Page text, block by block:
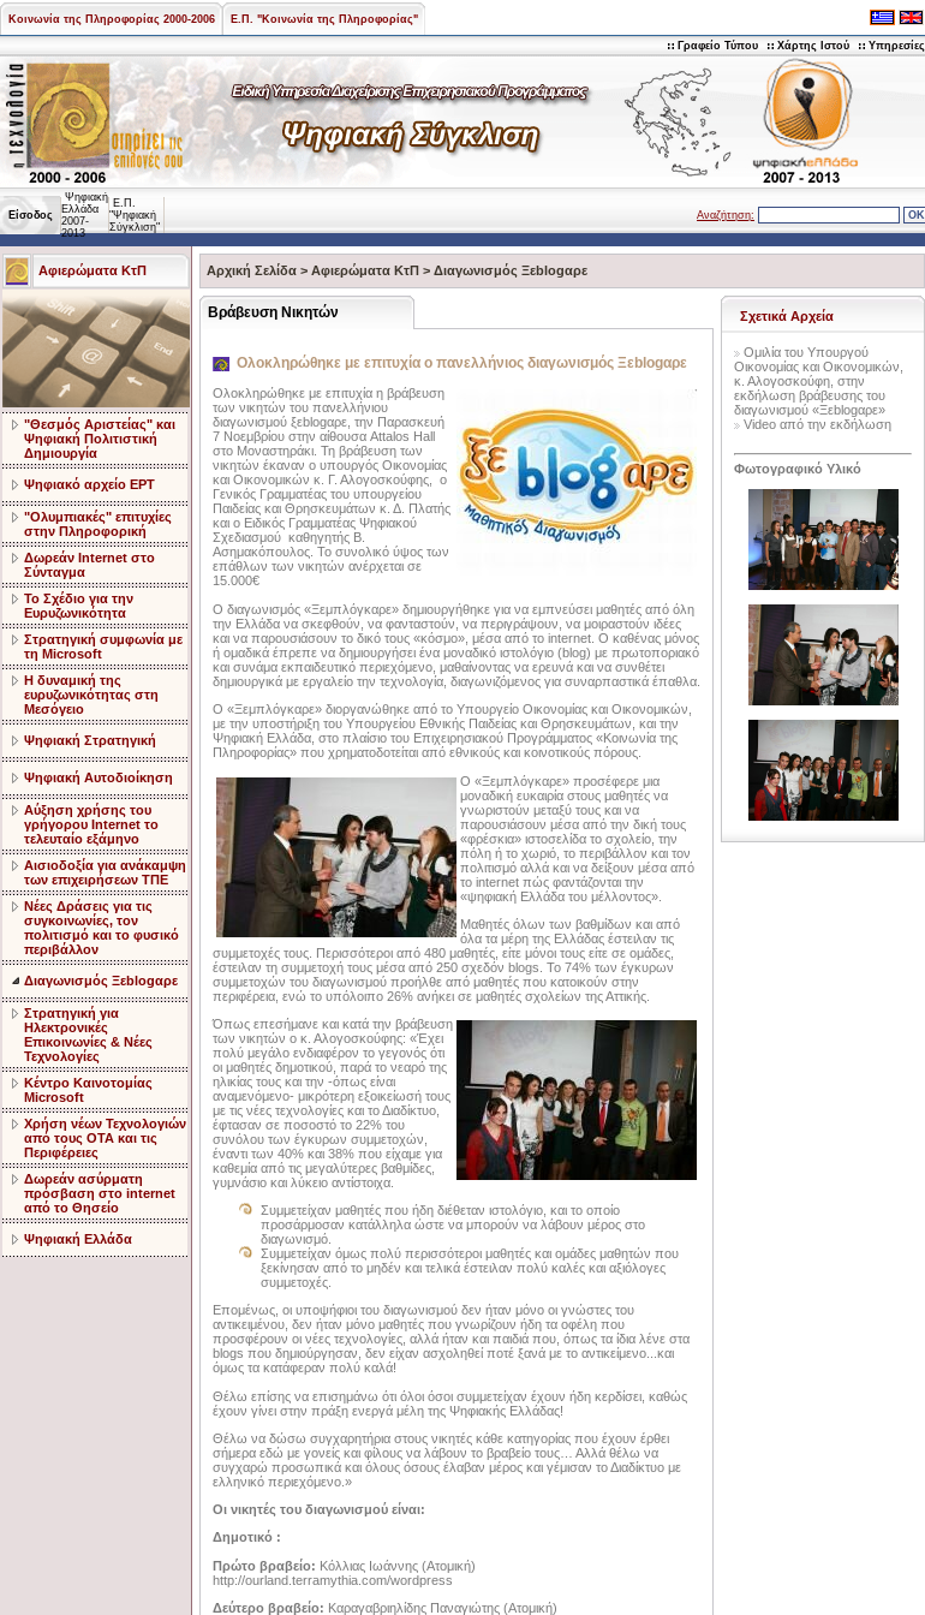
Κοινωνία της Πληροφορίας 2000-2006 Ε.Π. "Κοινωνία της Πληροφορίας"
Γραφείο Τύπου Χάρτης Ιστού Υπηρεσίες
Είσοδος
Ψηφιακή
Ελλάδα
2007-
2013
Ε.Π.
"Ψηφιακή
Σύγκλιση"
Αναζήτηση:
Αφιερώματα ΚτΠ
"Θεσμός Αριστείας" και
Ψηφιακή Πολιτιστική
Δημιουργία
Ψηφιακό αρχείο ΕΡΤ
"Ολυμπιακές" επιτυχίες
στην Πληροφορική
Δωρεάν Internet στο
Σύνταγμα
Το Σχέδιο για την
Ευρυζωνικότητα
Στρατηγική συμφωνία με
τη Microsoft
Η δυναμική της
ευρυζωνικότητας στη
Μεσόγειο
Ψηφιακή Στρατηγική
Ψηφιακή Αυτοδιοίκηση
Αύξηση χρήσης του
γρήγορου Internet το
τελευταίο εξάμηνο
Αισιοδοξία για ανάκαμψη
των επιχειρήσεων ΤΠΕ
Nέες Δράσεις για τις
συγκοινωνίες, τον
πολιτισμό και το φυσικό
περιβάλλον
Διαγωνισμός Ξεblogαρε
Στρατηγική για
Ηλεκτρονικές
Επικοινωνίες & Νέες
Τεχνολογίες
Κέντρο Καινοτομίας
Microsoft
Χρήση νέων Τεχνολογιών
από τους ΟΤΑ και τις
Περιφέρειες
Δωρεάν ασύρματη
πρόσβαση στο internet
από το Θησείο
Ψηφιακή Ελλάδα
Αρχική Σελίδα > Αφιερώματα ΚτΠ > Διαγωνισμός Ξεblogαρε
Βράβευση Νικητών
Ολοκληρώθηκε με επιτυχία ο πανελλήνιος διαγωνισμός Ξεblogαρε
Ολοκληρώθηκε με επιτυχία η βράβευση
των νικητών του πανελλήνιου
διαγωνισμού ξεblogαρε, την Παρασκευή
7 Νοεμβρίου στην αίθουσα Attalos Hall
στο Μοναστηράκι. Τη βράβευση των
νικητών έκαναν ο υπουργός Οικονομίας
και Οικονομικών κ. Γ. Αλογοσκούφης, ο
Γενικός Γραμματέας του υπουργείου
Παιδείας και Θρησκευμάτων κ. Δ. Πλατής
και ο Ειδικός Γραμματέας Ψηφιακού
Σχεδιασμού καθηγητής Β.
Ασημακόπουλος. Το συνολικό ύψος των
επάθλων των νικητών ανέρχεται σε
15.000€
Ο διαγωνισμός «Ξεμπλόγκαρε» δημιουργήθηκε για να εμπνεύσει μαθητές από όλη
την Ελλάδα να σκεφθούν, να φανταστούν, να περιγράψουν, να μοιραστούν ιδέες
και να παρουσιάσουν το δικό τους «κόσμο», μέσα από το internet. Ο καθένας μόνος
ή ομαδικά έπρεπε να δημιουργήσει ένα μοναδικό ιστολόγιο (blog) με πρωτοποριακό
και συνάμα εκπαιδευτικό περιεχόμενο, μαθαίνοντας να ερευνά και να συνθέτει
δημιουργικά με εργαλείο την τεχνολογία, διαγωνιζόμενος για συναρπαστικά έπαθλα.
Ο «Ξεμπλόγκαρε» διοργανώθηκε από το Υπουργείο Οικονομίας και Οικονομικών,
με την υποστήριξη του Υπουργείου Εθνικής Παιδείας και Θρησκευμάτων, και την
Ψηφιακή Ελλάδα, στο πλαίσιο του Επιχειρησιακού Προγράμματος «Κοινωνία της
Πληροφορίας» που χρηματοδοτείται από εθνικούς και κοινοτικούς πόρους.
Ο «Ξεμπλόγκαρε» προσέφερε μια
μοναδική ευκαιρία στους μαθητές να
γνωριστούν μεταξύ τους και να
παρουσιάσουν μέσα από την δική τους
«φρέσκια» ιστοσελίδα το σχολείο, την
πόλη ή το χωριό, το περιβάλλον και τον
πολιτισμό αλλά και να δείξουν μέσα από
το internet πώς φαντάζονται την
«ψηφιακή Ελλάδα του μέλλοντος».
Μαθητές όλων των βαθμίδων και από
όλα τα μέρη της Ελλάδας έστειλαν τις
συμμετοχές τους. Περισσότεροι από 480 μαθητές, είτε μόνοι τους είτε σε ομάδες,
έστειλαν τη συμμετοχή τους μέσα από 250 σχεδόν blogs. Το 74% των έγκυρων
συμμετοχών του διαγωνισμού προήλθε από μαθητές που κατοικούν στην
περιφέρεια, ενώ το υπόλοιπο 26% ανήκει σε μαθητές σχολείων της Αττικής.
Όπως επεσήμανε και κατά την βράβευση
των νικητών ο κ. Αλογοσκούφης: «Έχει
πολύ μεγάλο ενδιαφέρον το γεγονός ότι
οι μαθητές δημοτικού, παρά το νεαρό της
ηλικίας τους και την -όπως είναι
αναμενόμενο- μικρότερη εξοικείωσή τους
με τις νέες τεχνολογίες και το Διαδίκτυο,
έφτασαν σε ποσοστό το 22% του
συνόλου των έγκυρων συμμετοχών,
έναντι των 40% και 38% που είχαμε για
καθεμία από τις μεγαλύτερες βαθμίδες,
γυμνάσιο και λύκειο αντίστοιχα.
Συμμετείχαν μαθητές που ήδη διέθεταν ιστολόγιο, και το οποίο
προσάρμοσαν κατάλληλα ώστε να μπορούν να λάβουν μέρος στο
διαγωνισμό.
Συμμετείχαν όμως πολύ περισσότεροι μαθητές και ομάδες μαθητών που
ξεκίνησαν από το μηδέν και τελικά έστειλαν πολύ καλές και αξιόλογες
συμμετοχές.
Επομένως, οι υποψήφιοι του διαγωνισμού δεν ήταν μόνο οι γνώστες του
αντικειμένου, δεν ήταν μόνο μαθητές που γνωρίζουν ήδη τα οφέλη που
προσφέρουν οι νέες τεχνολογίες, αλλά ήταν και παιδιά που, όπως τα ίδια λένε στα
blogs που δημιούργησαν, δεν είχαν ασχοληθεί ποτέ ξανά με το αντικείμενο...και
όμως τα κατάφεραν πολύ καλά!
Θέλω επίσης να επισημάνω ότι όλοι όσοι συμμετείχαν έχουν ήδη κερδίσει, καθώς
έχουν γίνει στην πράξη ενεργά μέλη της Ψηφιακής Ελλάδας!
Θέλω να δώσω συγχαρητήρια στους νικητές κάθε κατηγορίας που έχουν έρθει
σήμερα εδώ με γονείς και φίλους να λάβουν το βραβείο τους… Αλλά θέλω να
συγχαρώ προσωπικά και όλους όσους έλαβαν μέρος και γέμισαν το Διαδίκτυο με
ελληνικό περιεχόμενο.»
Οι νικητές του διαγωνισμού είναι:
Δημοτικό :
Πρώτο βραβείο: Κόλλιας Ιωάννης (Ατομική)
http://ourland.terramythia.com/wordpress
Δεύτερο βραβείο: Καραγαβριηλίδης Παναγιώτης (Ατομική)
Σχετικά Αρχεία
Oμιλία του Υπουργού
Οικονομίας και Οικονομικών,
κ. Αλογοσκούφη, στην
εκδήλωση βράβευσης του
διαγωνισμού «Ξεblogαρε»
Video από την εκδήλωση
Φωτογραφικό Υλικό